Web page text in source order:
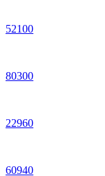
52100
80300
22960
60940